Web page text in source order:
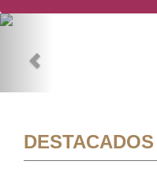
DESTACADOS